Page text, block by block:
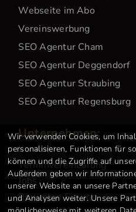
Webseite im Abo
Vereinswerbung
SEO Agentur Cham
SEO Agentur Deggendorf
SEO Agentur Straubing
SEO Agentur Regensburg
Unternehmen:
Kontakt
Terminvereinbarung
Jobs
Bewerten Sie uns
Wir verwenden Cookies, um
personalisieren, Funktionen für
können und die Zugriffe auf
Außerdem geben wir
unserer Website an unsere
und Analysen weiter. Unsere